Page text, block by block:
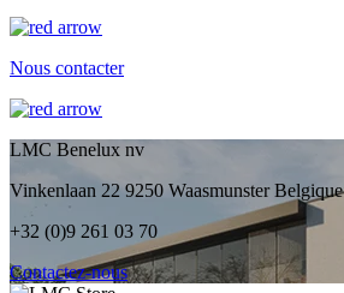
Nous contacter
LMC Benelux nv
Vinkenlaan 22 9250 Waasmunster Belgique
+32 (0)9 261 03 70
Contactez-nous